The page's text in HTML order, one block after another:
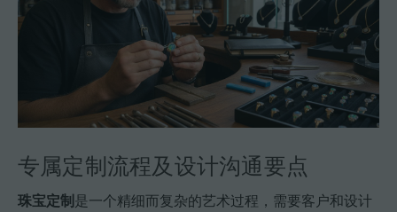
专属定制流程及设计沟通要点
珠宝定制 是一个精细而复杂的艺术过程，需要客户和设计